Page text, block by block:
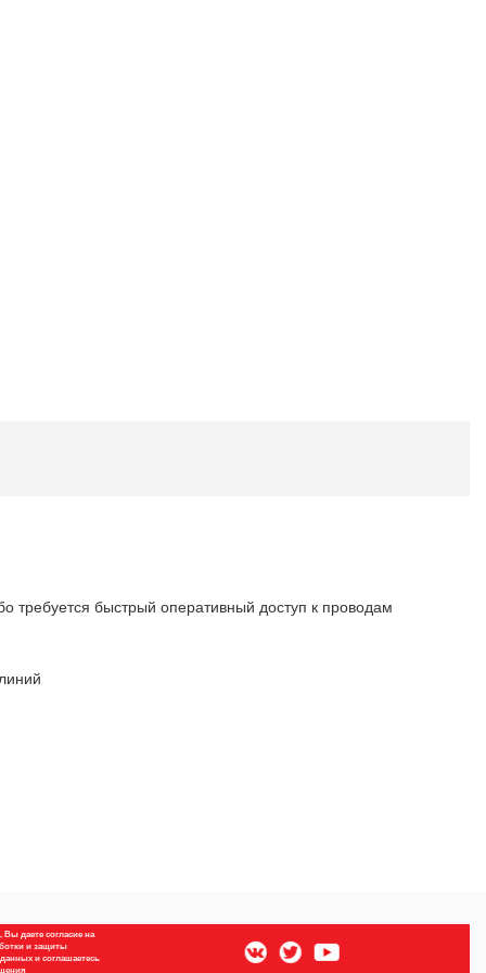
требуется быстрый оперативный доступ к проводам
даете согласие на
и защиты
и соглашаетесь